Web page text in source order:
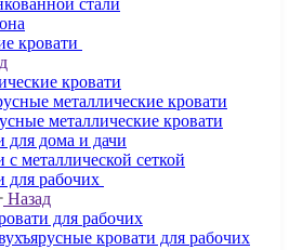
стали
кровати
кровати
металлические кровати
металлические кровати
для дома и дачи
с металлической сеткой
для рабочих
Назад
для рабочих
кровати для рабочих